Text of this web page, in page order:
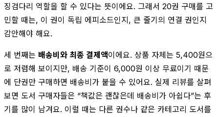
징검다리 역할을 할 수 있다는 뜻이에요. 그래서 20권 구매를 고
민할 때는, 이 권이 독립 에피소드인지, 큰 줄기의 연결 권인지
감안해야 해요.
세 번째는 배송비와 최종 결제액이에요. 상품 자체는 5,400원으
로 저렴해 보이지만, 배송 기준이 6,000원 이상 무료이기 때문
에 단권만 구매하면 배송비가 붙을 수 있어요. 실제 리뷰를 살펴
보면 도서 구매자들은 “책값은 괜찮은데 배송비가 아쉽다”는 후
기를 많이 남겨요. 이럴 때는 다른 권수나 같은 카테고리 도서를